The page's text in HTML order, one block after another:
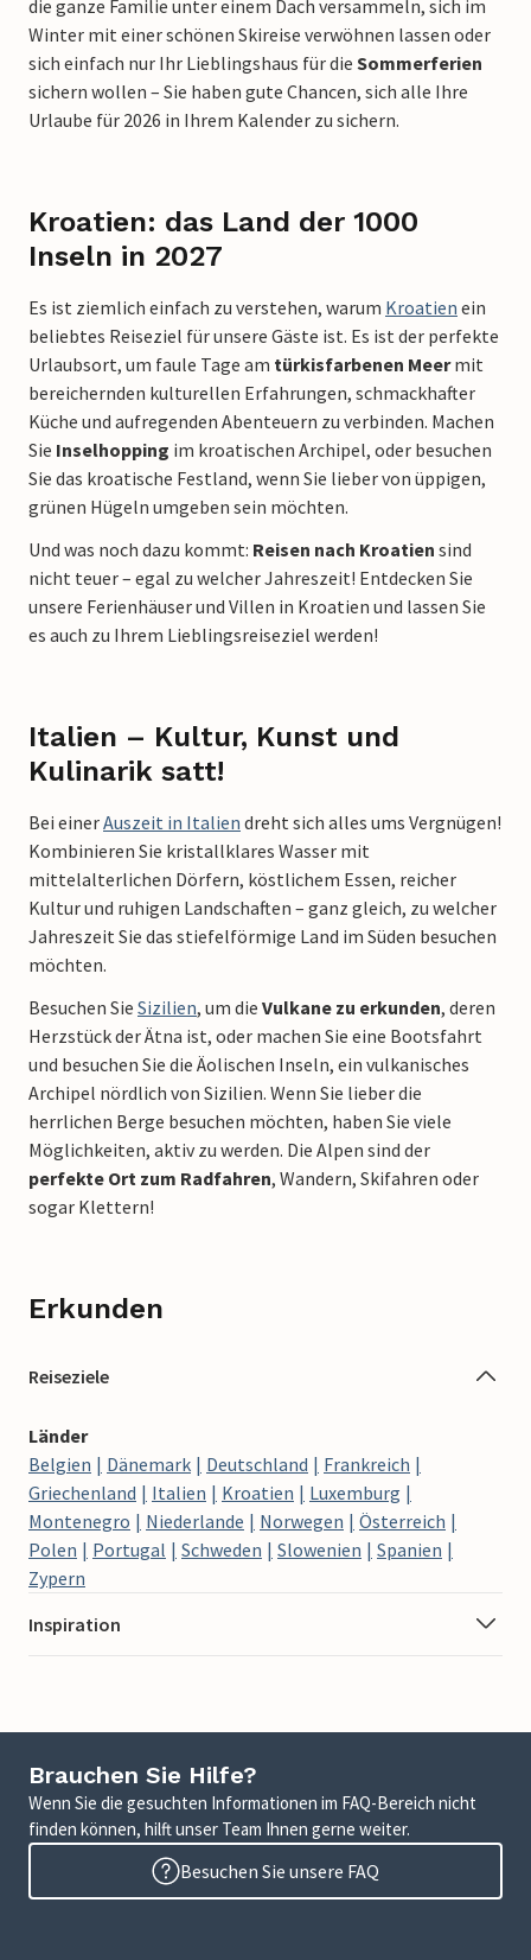
die ganze Familie unter einem Dach versammeln, sich im
Winter mit einer schönen Skireise verwöhnen lassen oder
sich einfach nur Ihr Lieblingshaus für die Sommerferien
sichern wollen – Sie haben gute Chancen, sich alle Ihre
Urlaube für 2026 in Ihrem Kalender zu sichern.
Kroatien: das Land der 1000
Inseln in 2027
Es ist ziemlich einfach zu verstehen, warum Kroatien ein
beliebtes Reiseziel für unsere Gäste ist. Es ist der perfekte
Urlaubsort, um faule Tage am türkisfarbenen Meermit
bereichernden kulturellen Erfahrungen, schmackhafter
Küche und aufregenden Abenteuern zu verbinden. Machen
Sie Inselhopping im kroatischen Archipel, oder besuchen
Sie das kroatische Festland, wenn Sie lieber von üppigen,
grünen Hügeln umgeben sein möchten.
Und was noch dazu kommt: Reisen nach Kroatien sind
nicht teuer – egal zu welcher Jahreszeit! Entdecken Sie
unsere Ferienhäuser und Villen in Kroatien und lassen Sie
es auch zu Ihrem Lieblingsreiseziel werden!
Italien – Kultur, Kunst und
Kulinarik satt!
Bei einerAuszeit in Italien dreht sich alles ums Vergnügen!
Kombinieren Sie kristallklares Wasser mit
mittelalterlichen Dörfern, köstlichem Essen, reicher
Kultur und ruhigen Landschaften – ganz gleich, zu welcher
Jahreszeit Sie das stiefelförmige Land im Süden besuchen
möchten.
Besuchen Sie Sizilien, um die Vulkane zu erkunden, deren
Herzstück der Ätna ist, oder machen Sie eine Bootsfahrt
und besuchen Sie die Äolischen Inseln, ein vulkanisches
Archipel nördlich von Sizilien. Wenn Sie lieber die
herrlichen Berge besuchen möchten, haben Sie viele
Möglichkeiten, aktiv zu werden. Die Alpen sind der
perfekte Ort zum Radfahren, Wandern, Skifahren oder
sogar Klettern!
Erkunden
Reiseziele
Länder
Belgien
Dänemark Deutschland
Frankreich
Griechenland
Italien Kroatien
Luxemburg
Montenegro
Niederlande Norwegen
Österreich
Polen
Portugal Schweden Slowenien
Spanien
Zypern
Inspiration
Brauchen Sie Hilfe?
Wenn Sie die gesuchten Informationen im FAQ-Bereich nicht
finden können, hilft unser Team Ihnen gerne weiter.
Besuchen Sie unsere FAQ